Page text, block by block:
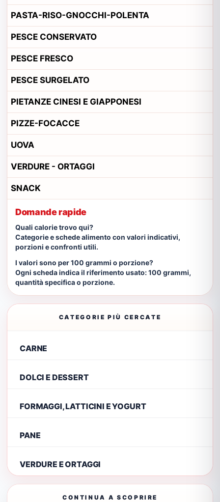
PASTA-RISO-GNOCCHI-POLENTA
PESCE CONSERVATO
PESCE FRESCO
PESCE SURGELATO
PIETANZE CINESI E GIAPPONESI
PIZZE-FOCACCE
UOVA
VERDURE - ORTAGGI
SNACK
Domande rapide
Quali calorie trovo qui?
Categorie e schede alimento con valori indicativi,
porzioni e confronti utili.
I valori sono per 100 grammi o porzione?
Ogni scheda indica il riferimento usato: 100 grammi,
quantità specifica o porzione.
CATEGORIE PIÙ CERCATE
CARNE
DOLCI E DESSERT
FORMAGGI, LATTICINI E YOGURT
PANE
VERDURE E ORTAGGI
CONTINUA A SCOPRIRE